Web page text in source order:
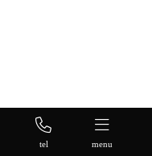
tel menu